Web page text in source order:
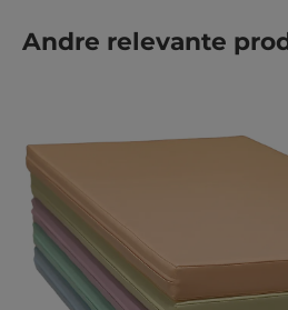
Hopp over produktgalleri
Andre relevante